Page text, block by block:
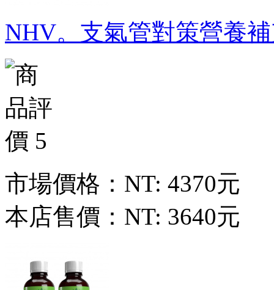
NHV。支氣管對策營養
市場價格： NT: 4370元
本店售價： NT: 3640元